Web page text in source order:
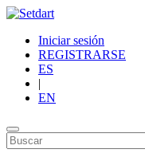
Iniciar sesión
REGISTRARSE
ES
|
EN